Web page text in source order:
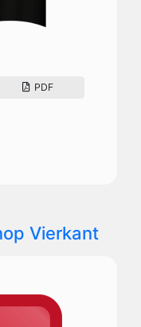
PDF
Vierkant